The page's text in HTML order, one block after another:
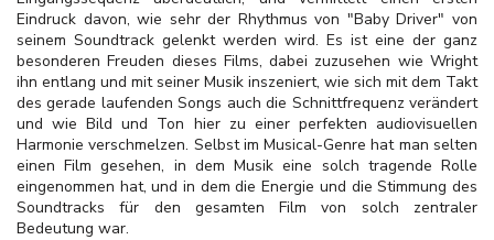
Eindruck davon, wie sehr der Rhythmus von "Baby Driver" von
seinem Soundtrack gelenkt werden wird. Es ist eine der ganz
besonderen Freuden dieses Films, dabei zuzusehen wie Wright
ihn entlang und mit seiner Musik inszeniert, wie sich mit dem Takt
des gerade laufenden Songs auch die Schnittfrequenz verändert
und wie Bild und Ton hier zu einer perfekten audiovisuellen
Harmonie verschmelzen. Selbst im Musical-Genre hat man selten
einen Film gesehen, in dem Musik eine solch tragende Rolle
eingenommen hat, und in dem die Energie und die Stimmung des
Soundtracks für den gesamten Film von solch zentraler
Bedeutung war.